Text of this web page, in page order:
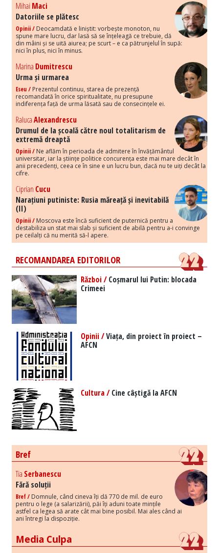
Mihai Maci
Datoriile se plătesc
Opinii / Deocamdată e liniștit: vorbește monoton, nu
spune mare lucru, dar lasă să se înțeleagă ce trebuie, dă
din mâini și se uită aiurea; pe scurt – e ca pătrunjelul în supă:
nici în plus, nici în minus.
Marina Dumitrescu
Urma și urmarea
Eseu / Prezentul continuu, starea de prezență
recomandată în orice spiritualitate, nu presupune
indiferența față de urma lăsată sau de consecințele ei.
RalucaAlexandrescu
Drumul de la școală către noul totalitarism de
extremă dreaptă
Opinii / Ne aflăm în perioada de admitere în învățământul
universitar, iar la științe politice concurența este mai mare decât în
anii precedenți, ceea ce în sine e un lucru bun, dacă nu te uiți decât la
cifre.
Ciprian Cucu
Narațiuni putiniste: Rusia măreață și inevitabilă
(II)
Opinii / Moscova este încă suficient de puternică pentru a
destabiliza un stat mai slab și suficient de abilă pentru a-i convinge
pe ceilalți că nu merită să-l apere.
RECOMANDAREA EDITORILOR
Război /Coșmarul lui Putin: blocada
Crimeei
Opinii /Viața, din proiect în proiect –
AFCN
Cultura /Cine câștigă la AFCN
Bref
Tia Serbanescu
Fără soluții
Bref / Domnule, când cineva îți dă 770 de mil. de euro
pentru o lege (a salarizării), păi îți aduni toate mințile
astfel ca legea să arate cât mai bine posibil. Mai ales când ai
ani întregi la dispoziție.
Media Culpa